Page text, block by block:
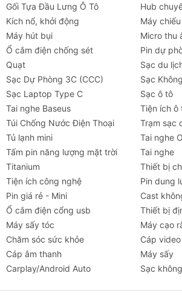
Hướng Dẫn Chọn Xe Điện
Ninebot Phù Hợp
Nếu bạn cần xe nhỏ gọn, dễ di
Nếu bạn muốn quãng đường
D38U hoặc F40.
Nếu bạn cần xe mạnh mẽ, địa
Chọn F2 hoặc F40.
Đánh Giá Của Người Dùng
Segway Ninebot
Khách hàng đánh giá cao
Segway
Kickscooter tại Chube.vn nhờ vào
hiệu suất tốtvàgiá cả hợp lý.
Kết Luận – Có Nên Mua Xe
Segway Ninebot Không?
Nếu bạn cần một phương tiện di
Gối Tựa Đầu Lưng Ô Tô
Hub
Kích nổ, khởi động
Máy chiếu
Máy hút bụi
Micro thu
Ổ cắm điện chống sét
Pin dự
Quạt
Sạc du
Sạc Dự Phòng 3C (CCC)
Sạc
Sạc Laptop Type C
Sạc ô tô
Tai nghe Baseus
Tiện ích ô
Túi Chống Nước Điện Thoại
Trạm sạc
Tủ lạnh mini
Tai nghe
Tấm pin năng lượng mặt trời
Tai nghe
Titanium
Thiết bị
Tiện ích công nghệ
Pin dung
Pin giá rẻ - Mini
Cast
Ổ cắm điện cổng usb
Thiết bị
Máy sấy tóc
Máy cạo
Chăm sóc sức khỏe
Cáp video
Cáp âm thanh
Máy sấy
Carplay/Android Auto
Sạc